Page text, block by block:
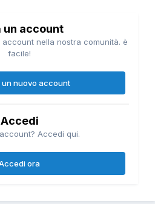
un account
nella nostra comunità. è
facile!
un nuovo account
Accedi
Accedi qui.
ora